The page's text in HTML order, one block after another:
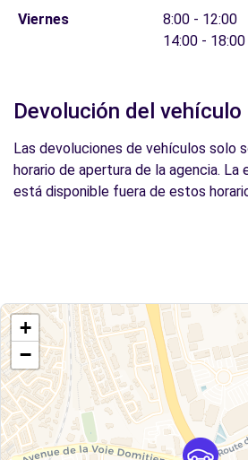
Viernes
8:00 - 12:00
14:00 - 18:00
Devolución del vehículo
Las devoluciones de vehículos solo
horario de apertura de la agencia. La
está disponible fuera de estos
+
−